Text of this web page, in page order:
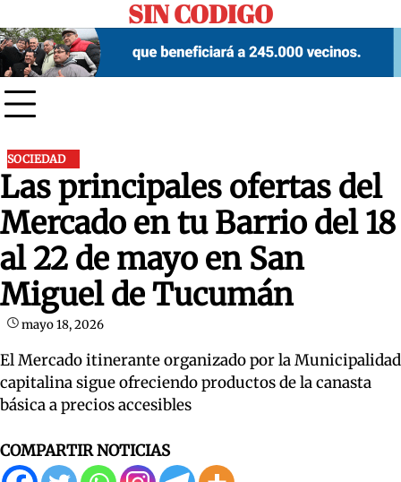
to
content
SIN CODIGO
SOCIEDAD
Las principales ofertas del
Mercado en tu Barrio del 18
al 22 de mayo en San
Miguel de Tucumán
mayo 18, 2026
El Mercado itinerante organizado por la Municipalidad
capitalina sigue ofreciendo productos de la canasta
básica a precios accesibles
COMPARTIR NOTICIAS